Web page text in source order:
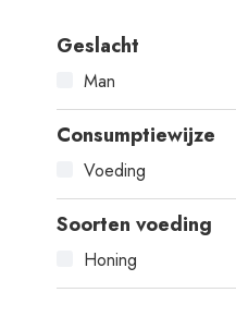
Geslacht
Man
Consumptiewijze
Voeding
Soorten voeding
Honing